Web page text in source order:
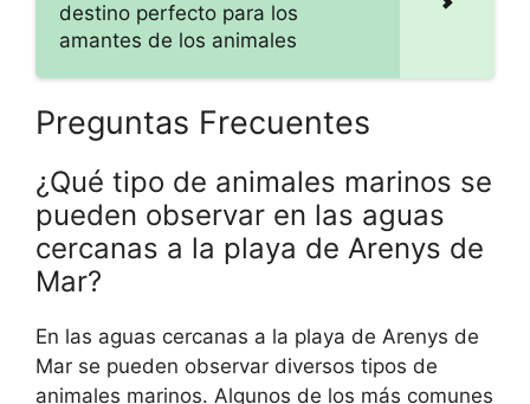
destino perfecto para los
amantes de los animales
Preguntas Frecuentes
¿Qué tipo de animales marinos se
pueden observar en las aguas
cercanas a la playa de Arenys de
Mar?
En las aguas cercanas a la playa de Arenys de
Mar se pueden observar diversos tipos de
animales marinos. Algunos de los más comunes